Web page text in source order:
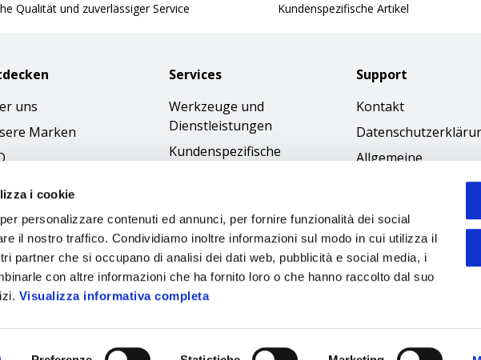
i cookie
personalizzare contenuti ed annunci, per fornire funzionalità dei social
il nostro traffico. Condividiamo inoltre informazioni sul modo in cui utilizza il
partner che si occupano di analisi dei dati web, pubblicità e social media, i
con altre informazioni che ha fornito loro o che hanno raccolto dal suo
Visualizza informativa completa
Qualität und zuverlässiger Service Kundenspezifische Artikel
uns
Marken
Services
Werkzeuge und
Dienstleistungen
Kundenspezifische
Bilder-Download
Support
Kontakt
Allgemeine
Accessibilità
Ethikkodex